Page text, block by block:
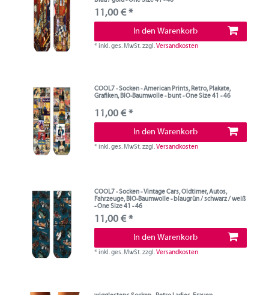
11,00 € *
In den Warenkorb
*inkl. ges. MwSt.zzgl.Versandkosten
COOL7 - Socken - American Prints, Retro, Plakate,
Grafiken, BIO-Baumwolle - bunt - One Size 41 - 46
11,00 € *
In den Warenkorb
*inkl. ges. MwSt.zzgl.Versandkosten
COOL7 - Socken - Vintage Cars, Oldtimer, Autos,
Fahrzeuge, BIO-Baumwolle - blaugrün / schwarz / weiß
- One Size 41 - 46
11,00 € *
In den Warenkorb
*inkl. ges. MwSt.zzgl.Versandkosten